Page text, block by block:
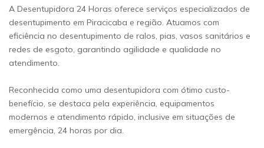
A Desentupidora 24 Horas oferece serviços especializados de
desentupimento em Piracicaba e região. Atuamos com
eficiência no desentupimento de ralos, pias, vasos sanitários e
redes de esgoto, garantindo agilidade e qualidade no
atendimento.
Reconhecida como uma desentupidora com ótimo custo-
benefício, se destaca pela experiência, equipamentos
modernos e atendimento rápido, inclusive em situações de
emergência, 24 horas por dia.